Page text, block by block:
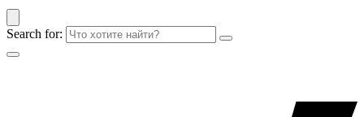
Search for: